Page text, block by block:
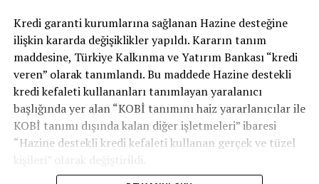
Kredi garanti kurumlarına sağlanan Hazine desteğine
ilişkin kararda değişiklikler yapıldı. Kararın tanım
maddesine, Türkiye Kalkınma ve Yatırım Bankası “kredi
veren” olarak tanımlandı. Bu maddede Hazine destekli
kredi kefaleti kullananları tanımlayan yaralanıcı
başlığında yer alan “KOBİ tanımını haiz yararlanıcılar ile
KOBİ tanımı dışında kalan diğer işletmeleri” ibaresi
“Hazine destekli kredi kefaleti kullanan gerçek ve tüzel
kişileri” olarak değiştirildi.